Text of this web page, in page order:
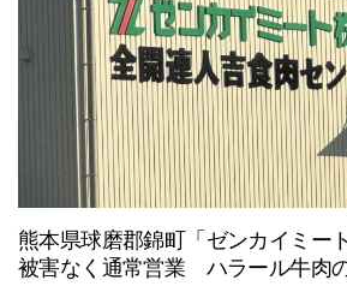
熊本県球磨郡錦町「ゼンカイミー
被害なく通常営業 ハラール牛肉